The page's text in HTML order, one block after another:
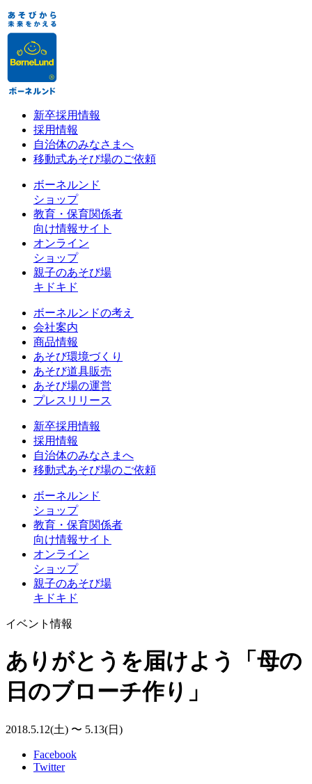
新卒採用情報
採用情報
自治体のみなさまへ
移動式あそび場のご依頼
ボーネルンド
ショップ
教育・保育関係者
向け情報サイト
オンライン
ショップ
親子のあそび場
キドキド
ボーネルンドの考え
会社案内
商品情報
あそび環境づくり
あそび道具販売
あそび場の運営
プレスリリース
新卒採用情報
採用情報
自治体のみなさまへ
移動式あそび場のご依頼
ボーネルンド
ショップ
教育・保育関係者
向け情報サイト
オンライン
ショップ
親子のあそび場
キドキド
イベント情報
ありがとうを届けよう「母の
日のブローチ作り」
2018.5.12(土) 〜 5.13(日)
Facebook
Twitter